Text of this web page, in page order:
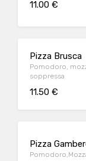
11.00 €
Pizza Brusca
Pomodoro,
soppressa
11.50 €
Pizza